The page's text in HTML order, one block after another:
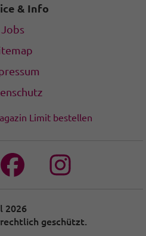
& Info
Jobs
Limit bestellen
2026
geschützt.